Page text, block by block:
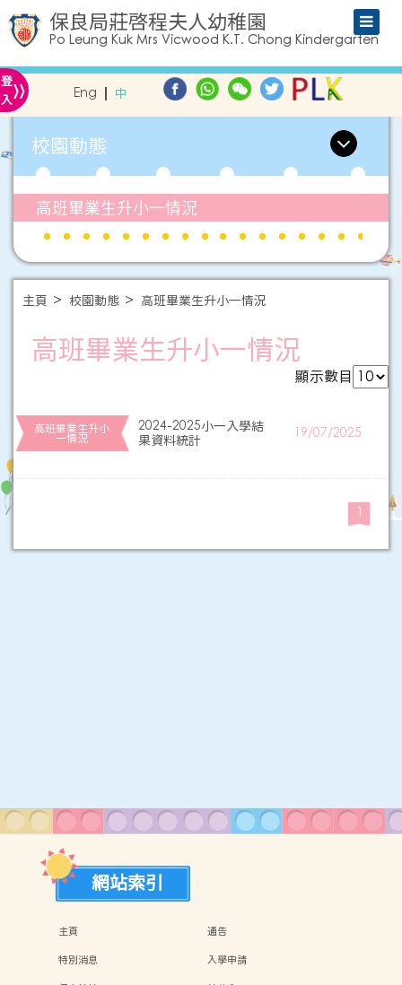
保良局莊啓程夫人幼稚園
Po Leung Kuk Mrs Vicwood K.T. Chong Kindergarten
登
入» Eng 中
校園動態
高班畢業生升小一情況
主頁 校園動態 高班畢業生升小一情況
高班畢業生升小一情況
顯示數目
高班畢業生升小
一情況
2024-2025小一入學結
果資料統計
19/07/2025
1
網站索引
主頁
通告
特別消息
入學申請